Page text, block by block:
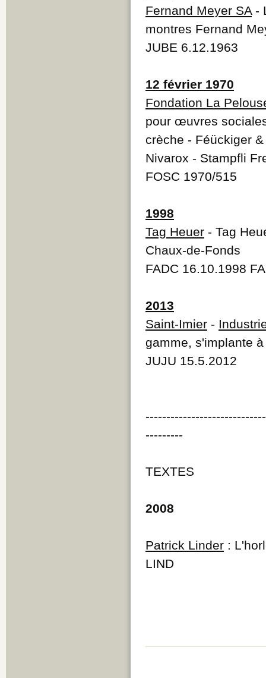
Fernand Meyer SA -
montres Fernand
JUBE 6.12.1963
12 février 1970
Fondation La
pour œuvres
crèche - Féückiger
Nivarox - Stampfli
FOSC 1970/515
1998
Tag Heuer - Tag
Chaux-de-Fonds
FADC 16.10.1998
2013
Saint-Imier -
gamme, s'implante
JUJU 15.5.2012
---------
TEXTES
2008
Patrick Linder :
LIND